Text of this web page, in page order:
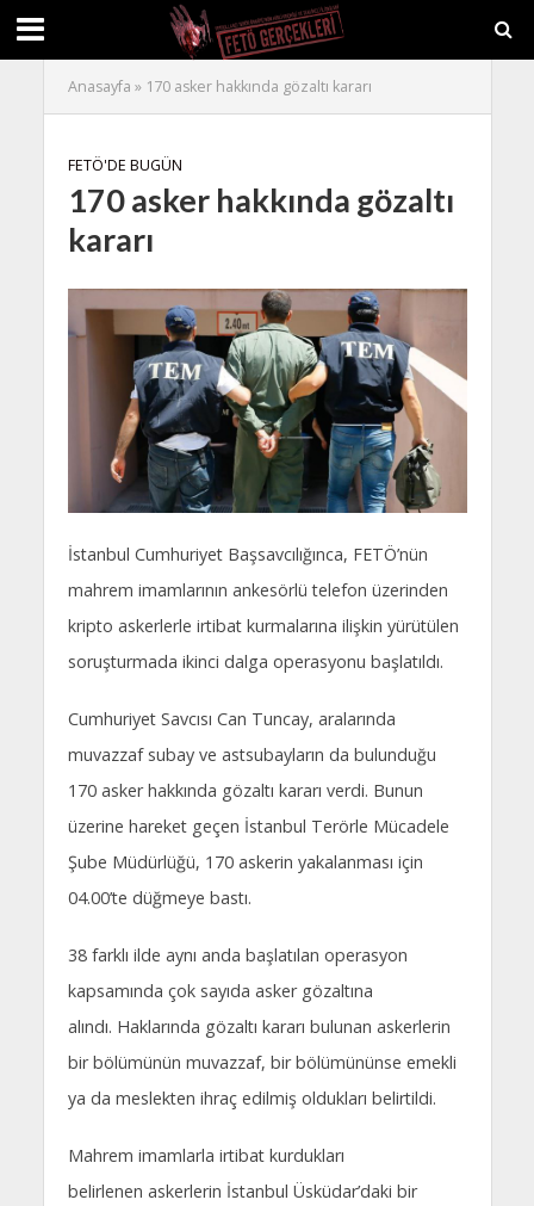
Anasayfa » 170 asker hakkında gözaltı kararı
FETÖ'DE BUGÜN
170 asker hakkında gözaltı
kararı
İstanbul Cumhuriyet Başsavcılığınca, FETÖ’nün
mahrem imamlarının ankesörlü telefon üzerinden
kripto askerlerle irtibat kurmalarına ilişkin yürütülen
soruşturmada ikinci dalga operasyonu başlatıldı.
Cumhuriyet Savcısı Can Tuncay, aralarında
muvazzaf subay ve astsubayların da bulunduğu
170 asker hakkında gözaltı kararı verdi. Bunun
üzerine hareket geçen İstanbul Terörle Mücadele
Şube Müdürlüğü, 170 askerin yakalanması için
04.00’te düğmeye bastı.
38 farklı ilde aynı anda başlatılan operasyon
kapsamında çok sayıda asker gözaltına
alındı. Haklarında gözaltı kararı bulunan askerlerin
bir bölümünün muvazzaf, bir bölümününse emekli
ya da meslekten ihraç edilmiş oldukları belirtildi.
Mahrem imamlarla irtibat kurdukları
belirlenen askerlerin İstanbul Üsküdar’daki bir